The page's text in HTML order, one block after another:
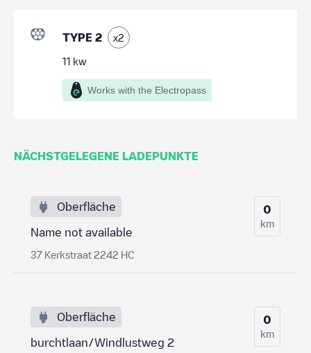
TYPE 2 x2
11 kw
Works with the Electropass
NÄCHSTGELEGENE LADEPUNKTE
Oberfläche
Name not available
37 Kerkstraat 2242 HC
0
km
Oberfläche
burchtlaan/Windlustweg 2
0
km